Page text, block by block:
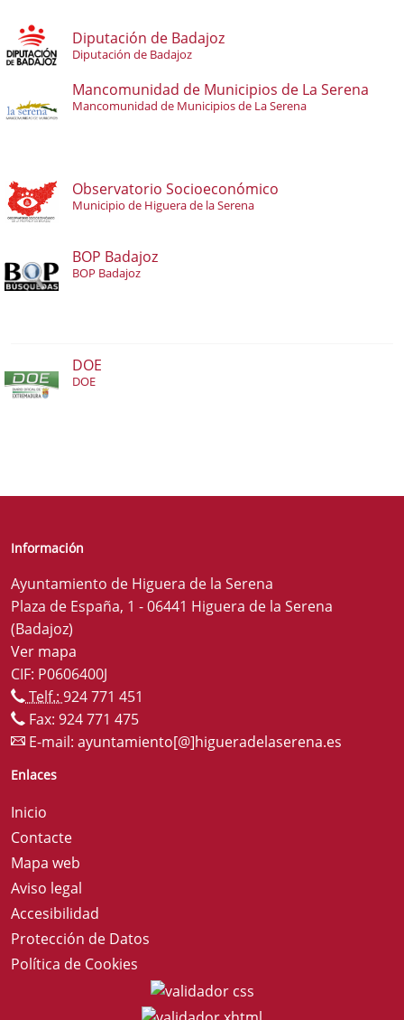
Diputación de Badajoz
Diputación de Badajoz
Mancomunidad de Municipios de La Serena
Mancomunidad de Municipios de La Serena
Observatorio Socioeconómico
Municipio de Higuera de la Serena
BOP Badajoz
BOP Badajoz
DOE
DOE
Información
Ayuntamiento de Higuera de la Serena
Plaza de España, 1 - 06441 Higuera de la Serena
(Badajoz)
Ver mapa
CIF: P0606400J
Telf.: 924 771 451
Fax: 924 771 475
E-mail: ayuntamiento[@]higueradelaserena.es
Enlaces
Inicio
Contacte
Mapa web
Aviso legal
Accesibilidad
Protección de Datos
Política de Cookies